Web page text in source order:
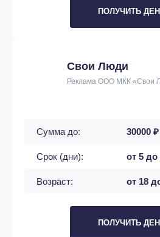
ПОЛУЧИТЬ
Свои Люди
Реклама ООО МКК «Свои
Сумма до: 30000 ₽
Срок (дни): от 5 до
Возраст: от 18
ПОЛУЧИТЬ